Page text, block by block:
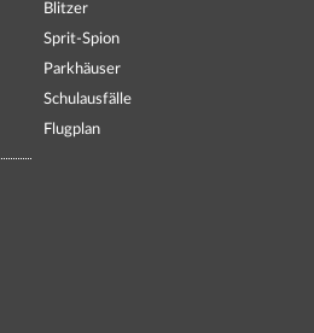
Blitzer
Sprit-Spion
Parkhäuser
Schulausfälle
Flugplan